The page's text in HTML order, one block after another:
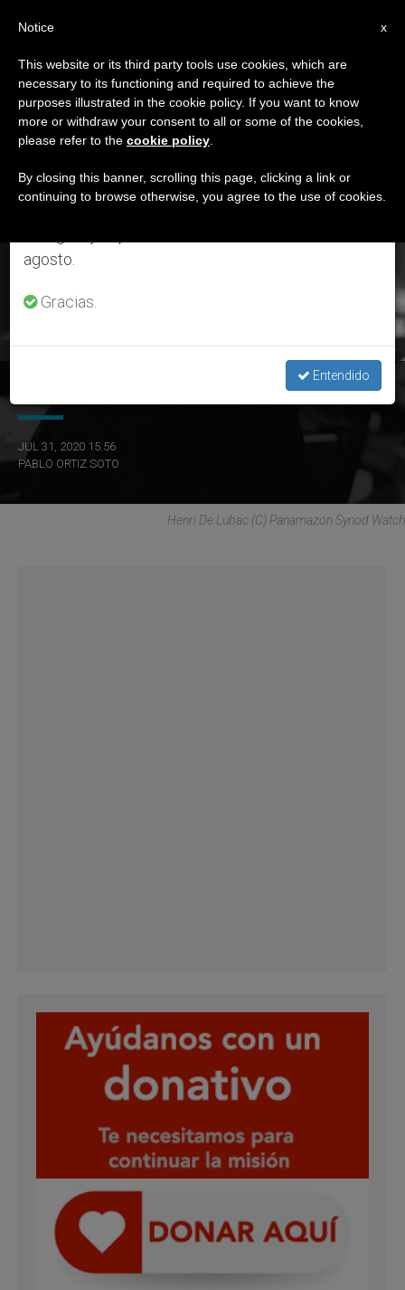
ETIQUETA
Posts Tagged
‘antiteísmo’
ÚLTIMAS NOTICIAS
Lecturas de verano: ‘El drama del humanismo ateo’
JUL 31, 2020 15:56
PABLO ORTIZ SOTO
Henri De Lubac (C) Panamazon Synod Watch
×
Aviso importante
Del 27 de julio al 7 de agosto haremos la pausa
anual, aprovechando que en el periodo de verano
se generan menos informaciones y también el
agosto.
Gracias.
Entendido
x
Notice
This website or its third party tools use cookies, which are
necessary to its functioning and required to achieve the
purposes illustrated in the cookie policy. If you want to know
more or withdraw your consent to all or some of the cookies,
please refer to the cookie policy
By closing this banner, scrolling this page, clicking a link or
continuing to browse otherwise, you agree to the use of cookies.